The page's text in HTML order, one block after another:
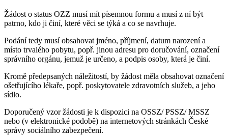
Žádost o status OZZ musí mít písemnou formu a musí z ní být
patrno, kdo ji činí, které věci se týká a co se navrhuje.
Podání tedy musí obsahovat jméno, příjmení, datum narození a
místo trvalého pobytu, popř. jinou adresu pro doručování, označení
správního orgánu, jemuž je určeno, a podpis osoby, která je činí.
Kromě předepsaných náležitostí, by žádost měla obsahovat označení
ošetřujícího lékaře, popř. poskytovatele zdravotních služeb, a jeho
sídlo.
Doporučený vzor žádosti je k dispozici na OSSZ/ PSSZ/ MSSZ
nebo (v elektronické podobě) na internetových stránkách České
správy sociálního zabezpečení.